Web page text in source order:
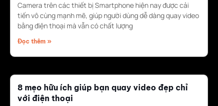
Camera trên các thiết bị Smartphone hiện nay được cải
tiến vô cùng mạnh mẽ, giúp người dùng dễ dàng quay video
bằng điện thoại mà vẫn có chất lượng
Đọc thêm »
8 mẹo hữu ích giúp bạn quay video đẹp chỉ
với điện thoại